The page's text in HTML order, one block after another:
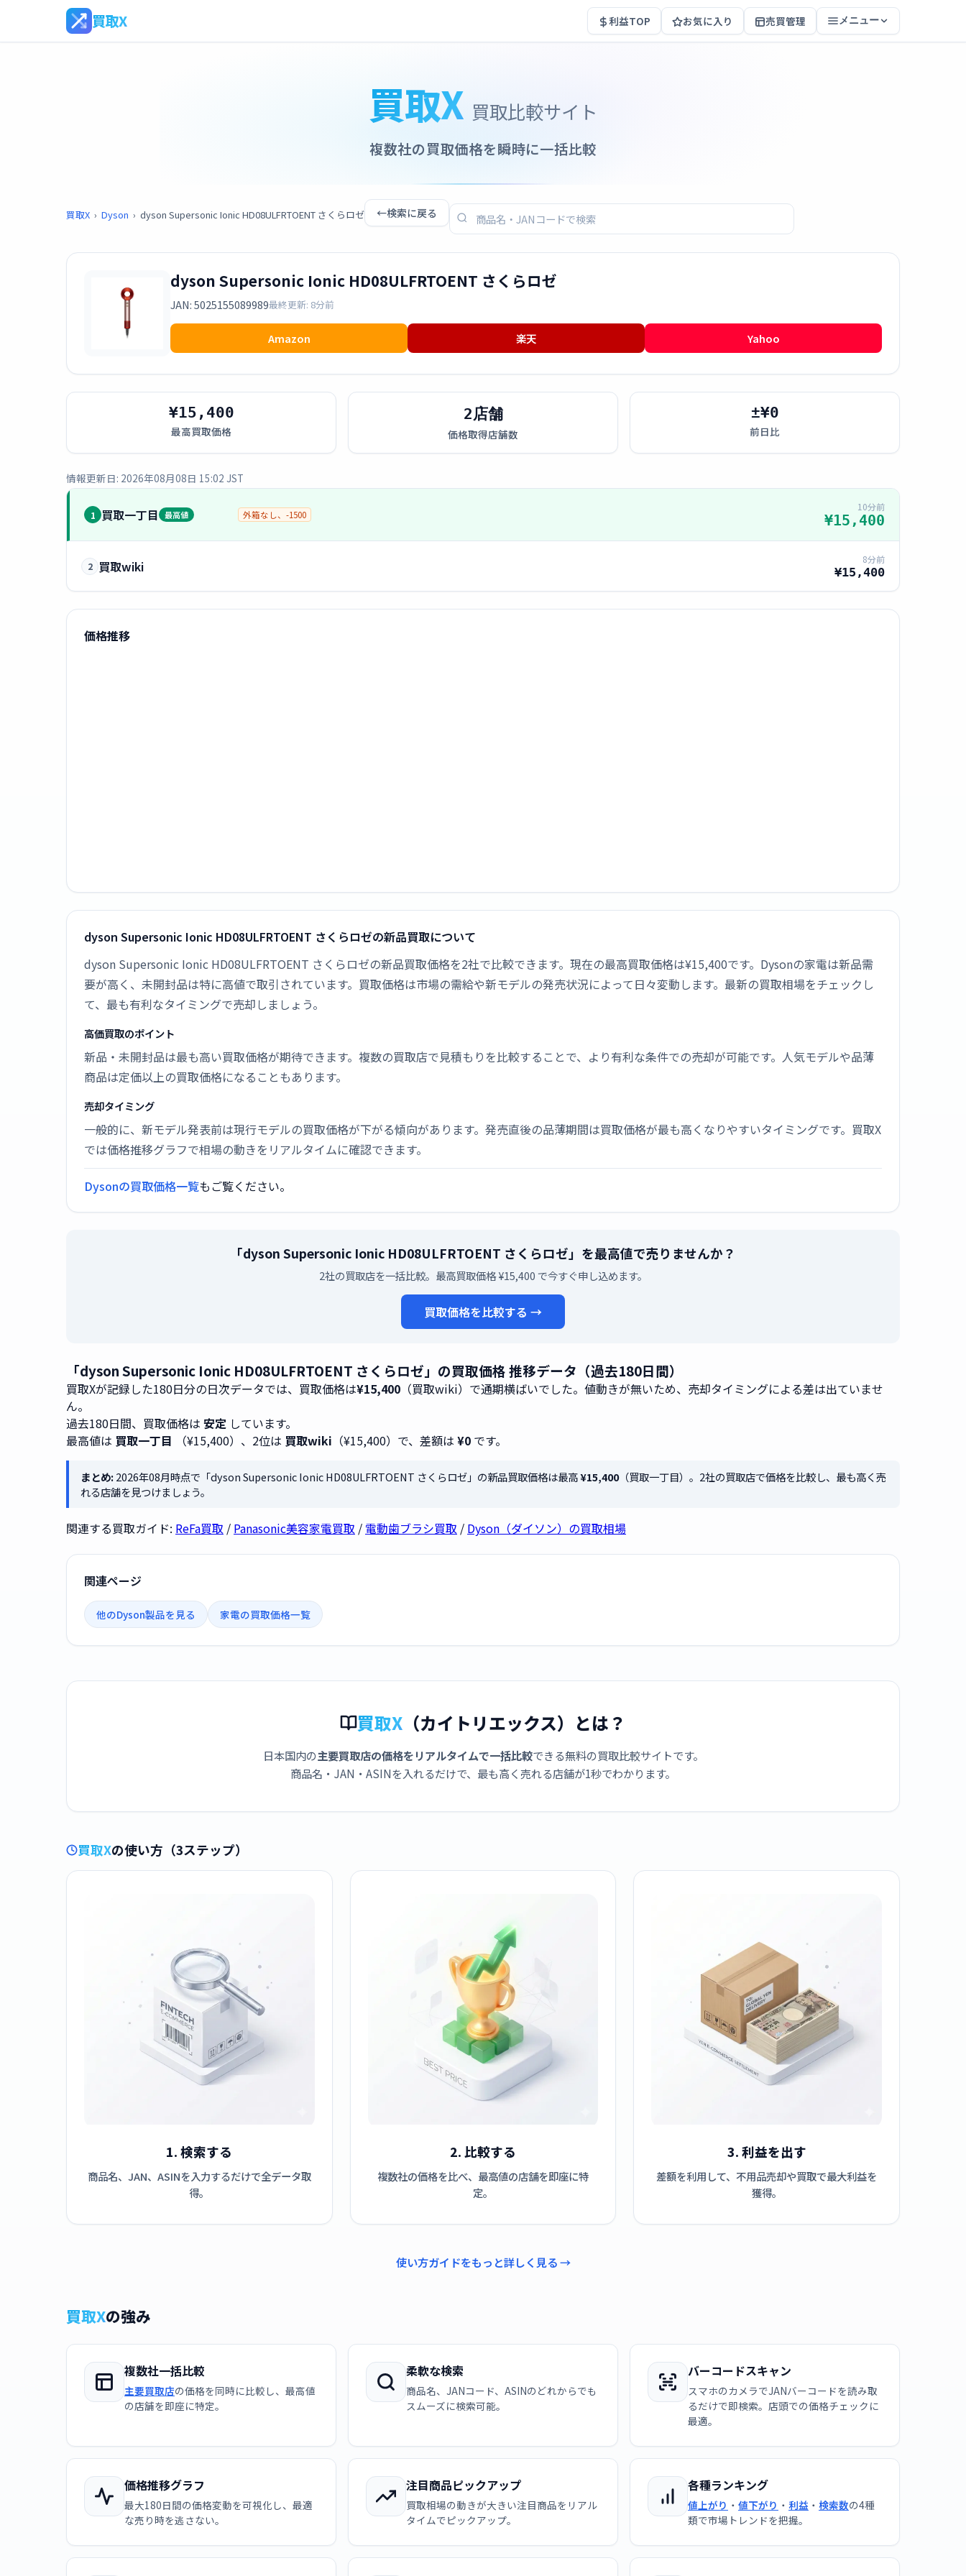
買取X 利益TOP お気に入り 売買管理 メニュー
買取X 買取比較サイト
複数社の買取価格を瞬時に一括比較
買取X › Dyson › dyson Supersonic Ionic HD08ULFRTOENT さくらロゼ ←検索に戻る
dyson Supersonic Ionic HD08ULFRTOENT さくらロゼ
JAN: 5025155089989最終更新: 8分前
Amazon 楽天 Yahoo
¥15,400
最高買取価格
2店舗
価格取得店舗数
±¥0
前日比
情報更新日: 2026年08月08日 15:02 JST
1 買取一丁目 最高値 外箱なし、-1500
10分前
¥15,400
2 買取wiki 8分前
¥15,400
価格推移
dyson Supersonic Ionic HD08ULFRTOENT さくらロゼの新品買取について
dyson Supersonic Ionic HD08ULFRTOENT さくらロゼの新品買取価格を2社で比較できます。現在の最高買取価格は¥15,400です。Dysonの家電は新品需
要が高く、未開封品は特に高値で取引されています。買取価格は市場の需給や新モデルの発売状況によって日々変動します。最新の買取相場をチェックし
て、最も有利なタイミングで売却しましょう。
高価買取のポイント
新品・未開封品は最も高い買取価格が期待できます。複数の買取店で見積もりを比較することで、より有利な条件での売却が可能です。人気モデルや品薄
商品は定価以上の買取価格になることもあります。
売却タイミング
一般的に、新モデル発表前は現行モデルの買取価格が下がる傾向があります。発売直後の品薄期間は買取価格が最も高くなりやすいタイミングです。買取X
では価格推移グラフで相場の動きをリアルタイムに確認できます。
Dysonの買取価格一覧もご覧ください。
「dyson Supersonic Ionic HD08ULFRTOENT さくらロゼ」を最高値で売りませんか？
2社の買取店を一括比較。最高買取価格 ¥15,400 で今すぐ申し込めます。
買取価格を比較する →
「dyson Supersonic Ionic HD08ULFRTOENT さくらロゼ」の買取価格 推移データ（過去180日間）
買取Xが記録した180日分の日次データでは、買取価格は¥15,400 （買取wiki）で通期横ばいでした。値動きが無いため、売却タイミングによる差は出ていませ
ん。
過去180日間、買取価格は 安定 しています。
最高値は 買取一丁目 （¥15,400）、2位は 買取wiki （¥15,400）で、差額は ¥0 です。
まとめ:2026年08月時点で「dyson Supersonic Ionic HD08ULFRTOENT さくらロゼ」の新品買取価格は最高¥15,400（買取一丁目）。2社の買取店で価格を比較し、最も高く売
れる店舗を見つけましょう。
関連する買取ガイド: ReFa買取 / Panasonic美容家電買取 / 電動歯ブラシ買取 / Dyson（ダイソン）の買取相場
関連ページ
他のDyson製品を見る 家電の買取価格一覧
買取X （カイトリエックス）とは？
日本国内の主要買取店の価格をリアルタイムで一括比較できる無料の買取比較サイトです。
商品名・JAN・ASINを入れるだけで、最も高く売れる店舗が1秒でわかります。
買取Xの使い方（3ステップ）
1. 検索する
商品名、JAN、ASINを入力するだけで全データ取
得。
2. 比較する
複数社の価格を比べ、最高値の店舗を即座に特
定。
3. 利益を出す
差額を利用して、不用品売却や買取で最大利益を
獲得。
使い方ガイドをもっと詳しく見る →
買取Xの強み
複数社一括比較
主要買取店の価格を同時に比較し、最高値
の店舗を即座に特定。
柔軟な検索
商品名、JANコード、ASINのどれからでも
スムーズに検索可能。
バーコードスキャン
スマホのカメラでJANバーコードを読み取
るだけで即検索。店頭での価格チェックに
最適。
価格推移グラフ
最大180日間の価格変動を可視化し、最適
な売り時を逃さない。
注目商品ピックアップ
買取相場の動きが大きい注目商品をリアル
タイムでピックアップ。
各種ランキング
値上がり ・ 値下がり ・ 利益 ・ 検索数の4種
類で市場トレンドを把握。